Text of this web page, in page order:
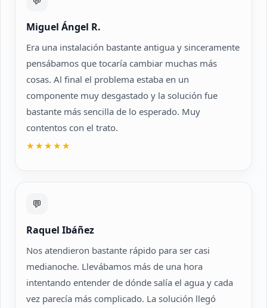
Miguel Ángel R.
Era una instalación bastante antigua y sinceramente
pensábamos que tocaría cambiar muchas más
cosas. Al final el problema estaba en un
componente muy desgastado y la solución fue
bastante más sencilla de lo esperado. Muy
contentos con el trato.
★★★★★
💬
Raquel Ibáñez
Nos atendieron bastante rápido para ser casi
medianoche. Llevábamos más de una hora
intentando entender de dónde salía el agua y cada
vez parecía más complicado. La solución llegó